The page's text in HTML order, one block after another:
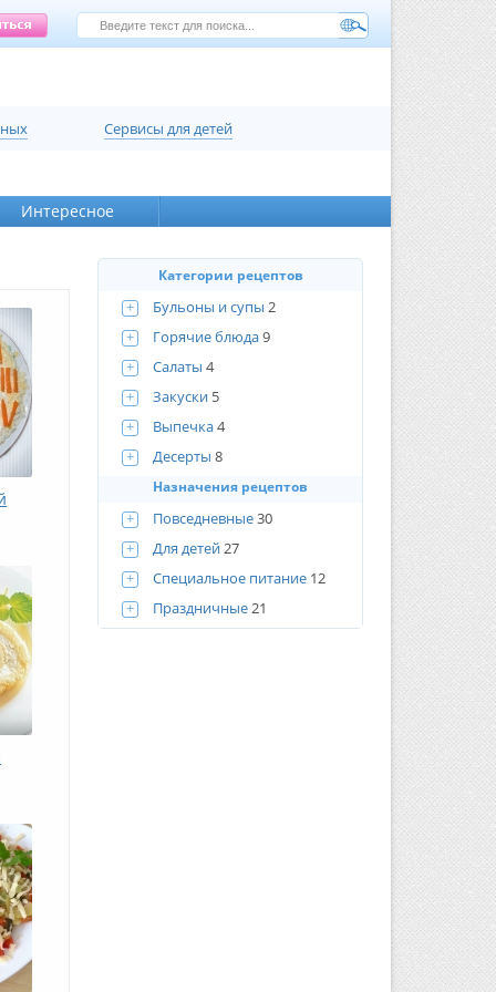
Сервисы для детей
Интересное
Категории рецептов
+ Бульоны и супы 2
+
Горячие блюда9
+
Салаты 4
+
Закуски 5
+
Выпечка4
+
Десерты 8
Назначения рецептов
+ Повседневные30
+
Для детей27
+
Специальное питание 12
+
Праздничные21